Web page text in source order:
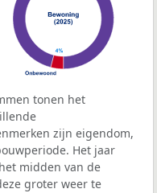
tonen het
zijn eigendom,
Het jaar
midden van de
groter weer te